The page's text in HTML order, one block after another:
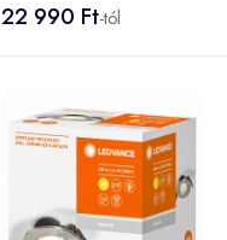
22 990 Ft-tól